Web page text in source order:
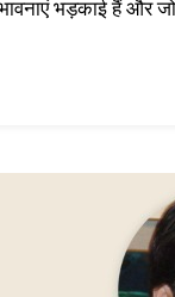
भड़काई हैं और